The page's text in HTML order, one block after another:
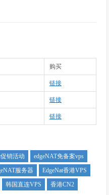
购买
链接
链接
链接
促销活动
edgeNAT免备案vps
服务器
EdgeNat香港VPS
韩国直连VPS
香港CN2